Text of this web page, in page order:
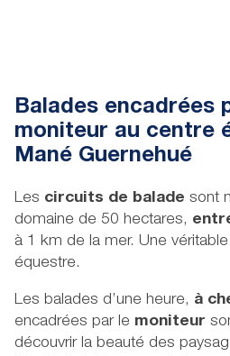
Balades encadrées
moniteur au centre
Mané Guernehué
Les circuits de balade sont
domaine de 50 hectares,
à 1 km de la mer. Une
équestre.
Les balades d’une heure, à
encadrées par le moniteur
découvrir la beauté des